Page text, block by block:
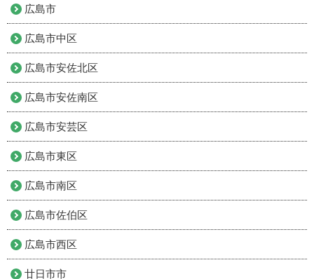
広島市
広島市中区
広島市安佐北区
広島市安佐南区
広島市安芸区
広島市東区
広島市南区
広島市佐伯区
広島市西区
廿日市市